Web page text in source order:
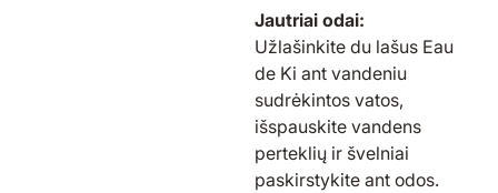
Jautriai odai:
Užlašinkite du lašus Eau
de Ki ant vandeniu
sudrėkintos vatos,
išspauskite vandens
perteklių ir švelniai
paskirstykite ant odos.